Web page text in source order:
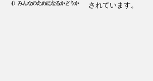
されています。